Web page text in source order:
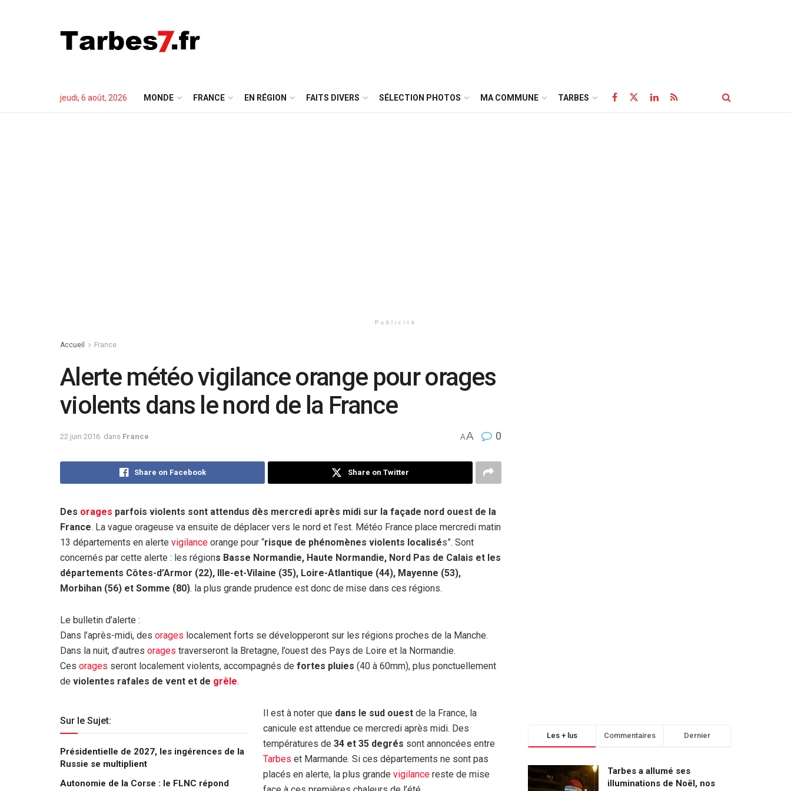
jeudi, 6 août, 2026 MONDE FRANCE EN RÉGION FAITS DIVERS SÉLECTION PHOTOS MA COMMUNE TARBES
Publicité
Accueil France
Alerte météo vigilance orange pour orages
violents dans le nord de la France
22 juin 2016 dans France AA 0
Share on Facebook Share on Twitter
Des orages parfois violents sont attendus dès mercredi après midi sur la façade nord ouest de la
France. La vague orageuse va ensuite de déplacer vers le nord et l’est. Météo France place mercredi matin
13 départements en alerte vigilance orange pour “risque de phénomènes violents localisés”. Sont
concernés par cette alerte : les régions Basse Normandie, Haute Normandie, Nord Pas de Calais et les
départements Côtes-d’Armor (22), Ille-et-Vilaine (35), Loire-Atlantique (44), Mayenne (53),
Morbihan (56) et Somme (80). la plus grande prudence est donc de mise dans ces régions.
Le bulletin d’alerte :
Dans l’après-midi, des orages localement forts se développeront sur les régions proches de la Manche.
Dans la nuit, d’autres orages traverseront la Bretagne, l’ouest des Pays de Loire et la Normandie.
Ces orages seront localement violents, accompagnés de fortes pluies (40 à 60mm), plus ponctuellement
de violentes rafales de vent et de grêle.
Sur le Sujet:
Présidentielle de 2027, les ingérences de la
Russie se multiplient
Autonomie de la Corse : le FLNC répond
Il est à noter que dans le sud ouest de la France, la
canicule est attendue ce mercredi après midi. Des
températures de 34 et 35 degrés sont annoncées entre
Tarbes et Marmande. Si ces départements ne sont pas
placés en alerte, la plus grande vigilance reste de mise
Les + lus Commentaires Dernier
Tarbes a allumé ses
illuminations de Noël, nos